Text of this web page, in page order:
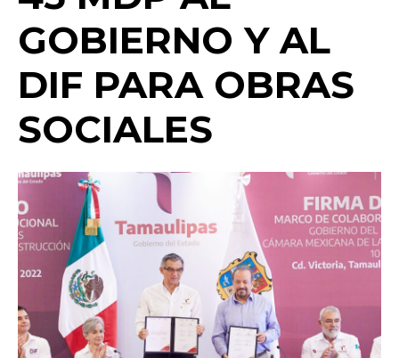
k
GOBIERNO Y AL
DIF PARA OBRAS
SOCIALES